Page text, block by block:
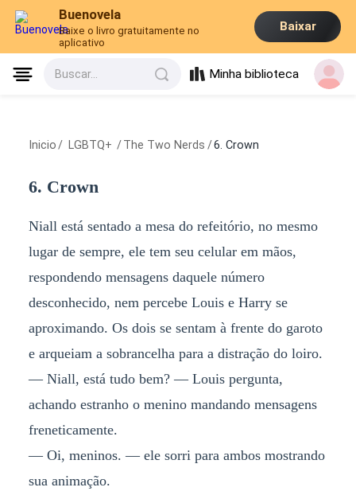
Buenovela
Baixe o livro gratuitamente no
aplicativo
Baixar
Buscar... Minha biblioteca
Inicio / LGBTQ+ /The Two Nerds /6. Crown
6. Crown
Niall está sentado a mesa do refeitório, no mesmo
lugar de sempre, ele tem seu celular em mãos,
respondendo mensagens daquele número
desconhecido, nem percebe Louis e Harry se
aproximando. Os dois se sentam à frente do garoto
e arqueiam a sobrancelha para a distração do loiro.
— Niall, está tudo bem? — Louis pergunta,
achando estranho o menino mandando mensagens
freneticamente.
— Oi, meninos. — ele sorri para ambos mostrando
sua animação.